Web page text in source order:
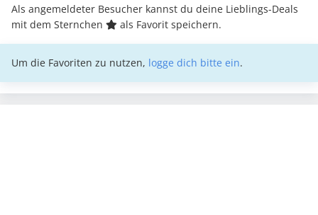
Als angemeldeter Besucher kannst du deine Lieblings-Deals
mit dem Sternchen
als Favorit speichern.
Um die Favoriten zu nutzen, logge dich bitte ein.